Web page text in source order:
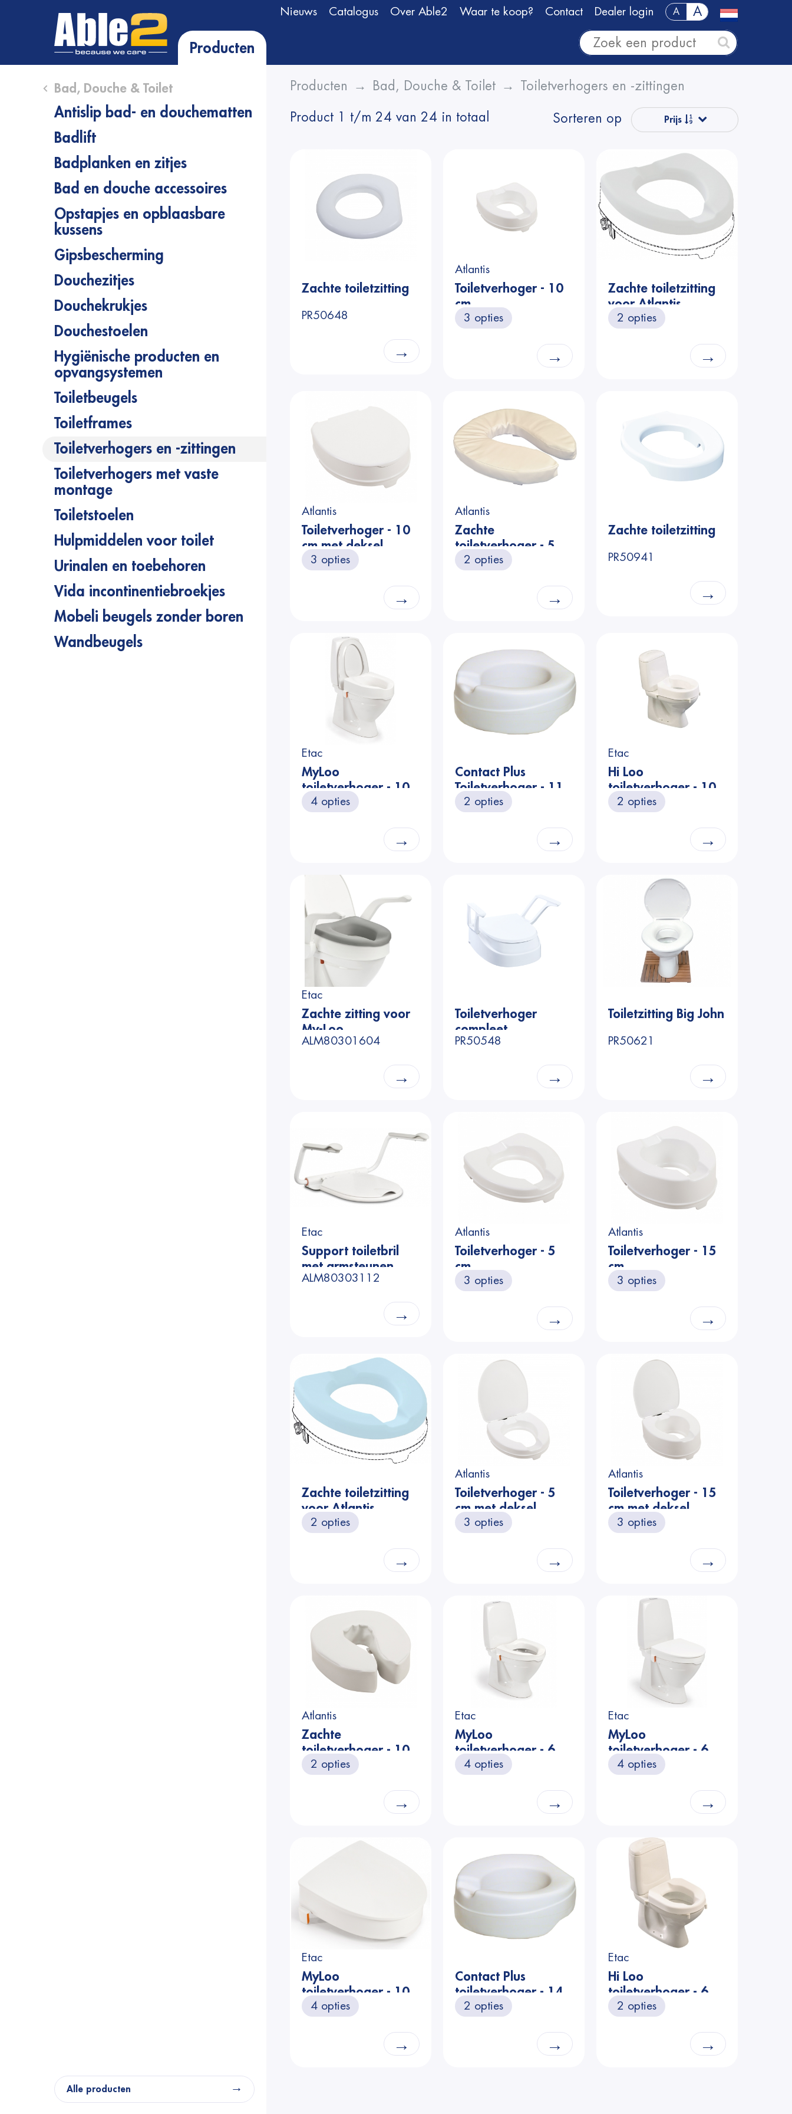
Nieuws Catalogus Over Able2 Waar te koop? Contact Dealer login A A
Producten
Close submenu (Bad, Douche & Toilet)
Bad, Douche & Toilet
Antislip bad- en douchematten
Badlift
Badplanken en zitjes
Bad en douche accessoires
Opstapjes en opblaasbare
kussens
Gipsbescherming
Douchezitjes
Douchekrukjes
Douchestoelen
Hygiënische producten en
opvangsystemen
Toiletbeugels
Toiletframes
Toiletverhogers en -zittingen
Toiletverhogers met vaste
montage
Toiletstoelen
Hulpmiddelen voor toilet
Urinalen en toebehoren
Vida incontinentiebroekjes
Mobeli beugels zonder boren
Wandbeugels
Alle producten
Producten Bad, Douche & Toilet Toiletverhogers en -zittingen
Product 1 t/m 24 van 24 in totaal Sorteren op Prijs
Naam van A
tot Z
Naam van Z
naar A
Zachte toiletzitting
PR50648
→
Atlantis
Toiletverhoger - 10
cm
3 opties
→
Zachte toiletzitting
voor Atlantis
toiletverhoger - licht
2 opties
→
Atlantis
Toiletverhoger - 10
cm met deksel
3 opties
→
Atlantis
Zachte
toiletverhoger - 5
cm2 opties
→
Zachte toiletzitting
PR50941
→
Etac
MyLoo
toiletverhoger - 10
cm4 opties
→
Contact Plus
Toiletverhoger - 11
cm2 opties
→
Etac
Hi Loo
toiletverhoger - 10
cm2 opties
→
Etac
Zachte zitting voor
My-Loo
toiletverhoger
ALM80301604
→
Toiletverhoger
compleet
PR50548
→
Toiletzitting Big John
PR50621
→
Etac
Support toiletbril
met armsteunen
ALM80303112
→
Atlantis
Toiletverhoger - 5
cm
3 opties
→
Atlantis
Toiletverhoger - 15
cm
3 opties
→
Zachte toiletzitting
voor Atlantis
toiletverhoger - licht
2 opties
→
Atlantis
Toiletverhoger - 5
cm met deksel
3 opties
→
Atlantis
Toiletverhoger - 15
cm met deksel
3 opties
→
Atlantis
Zachte
toiletverhoger - 10
cm2 opties
→
Etac
MyLoo
toiletverhoger - 6
cm4 opties
→
Etac
MyLoo
toiletverhoger - 6
cm met deksel
4 opties
→
Etac
MyLoo
toiletverhoger - 10
cm met deksel
4 opties
→
Contact Plus
toiletverhoger - 14
cm2 opties
→
Etac
Hi Loo
toiletverhoger - 6
cm2 opties
→